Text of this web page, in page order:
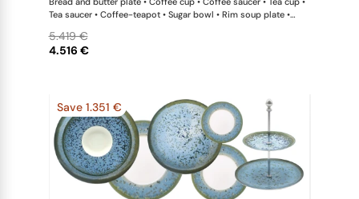
Tea saucer • Coffee-teapot • Sugar bowl • Rim soup plate •
4.516 €
5.419 €
Save 1.351 €